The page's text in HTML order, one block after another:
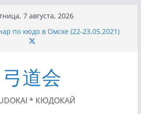
7 августа, 2026
по кюдо в Омске (22-23.05.2021)
Росcии, Дёмино (2-5.09.2021)
Посла Японии в России по Кюдо,
Кубка Московской области по Кюдо /
II (27.06.2021)
弓道会
* КЮДОКАЙ